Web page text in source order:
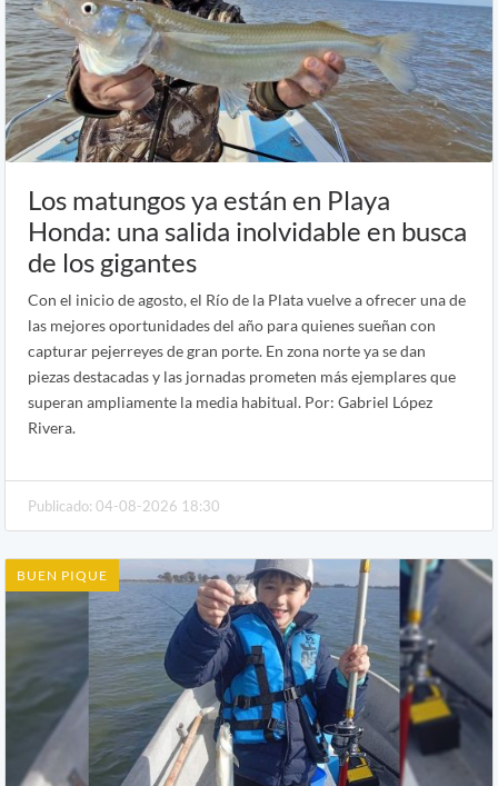
Los matungos ya están en Playa
Honda: una salida inolvidable en busca
de los gigantes
Con el inicio de agosto, el Río de la Plata vuelve a ofrecer una de
las mejores oportunidades del año para quienes sueñan con
capturar pejerreyes de gran porte. En zona norte ya se dan
piezas destacadas y las jornadas prometen más ejemplares que
superan ampliamente la media habitual. Por: Gabriel López
Rivera.
Publicado: 04-08-2026 18:30
BUEN PIQUE